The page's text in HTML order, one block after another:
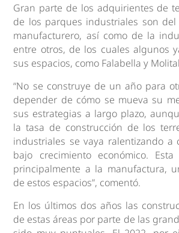
Gran parte de los adquirientes de
de los parques industriales son
manufacturero, así como de la
entre otros, de los cuales algunos
sus espacios, como Falabella y
“No se construye de un año para
depender de cómo se mueva su
sus estrategias a largo plazo,
la tasa de construcción de los
industriales se vaya ralentizando a
bajo crecimiento económico.
principalmente a la manufactura,
de estos espacios”, comentó.
En los últimos dos años las
de estas áreas por parte de las